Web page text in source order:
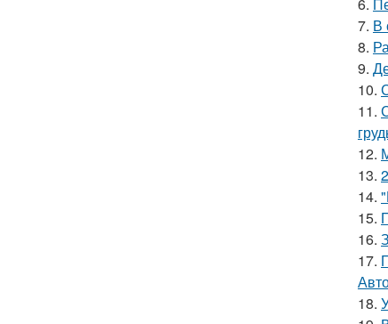
7. В
8.
9.
10.
11.
12.
13.
14.
15.
16.
17.
18.